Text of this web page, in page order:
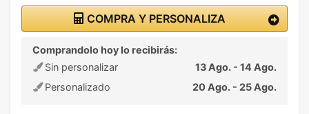
COMPRA Y PERSONALIZA
Comprandolo hoy lo recibirás:
Sin personalizar
13 Ago. - 14 Ago.
Personalizado
20 Ago. - 25 Ago.